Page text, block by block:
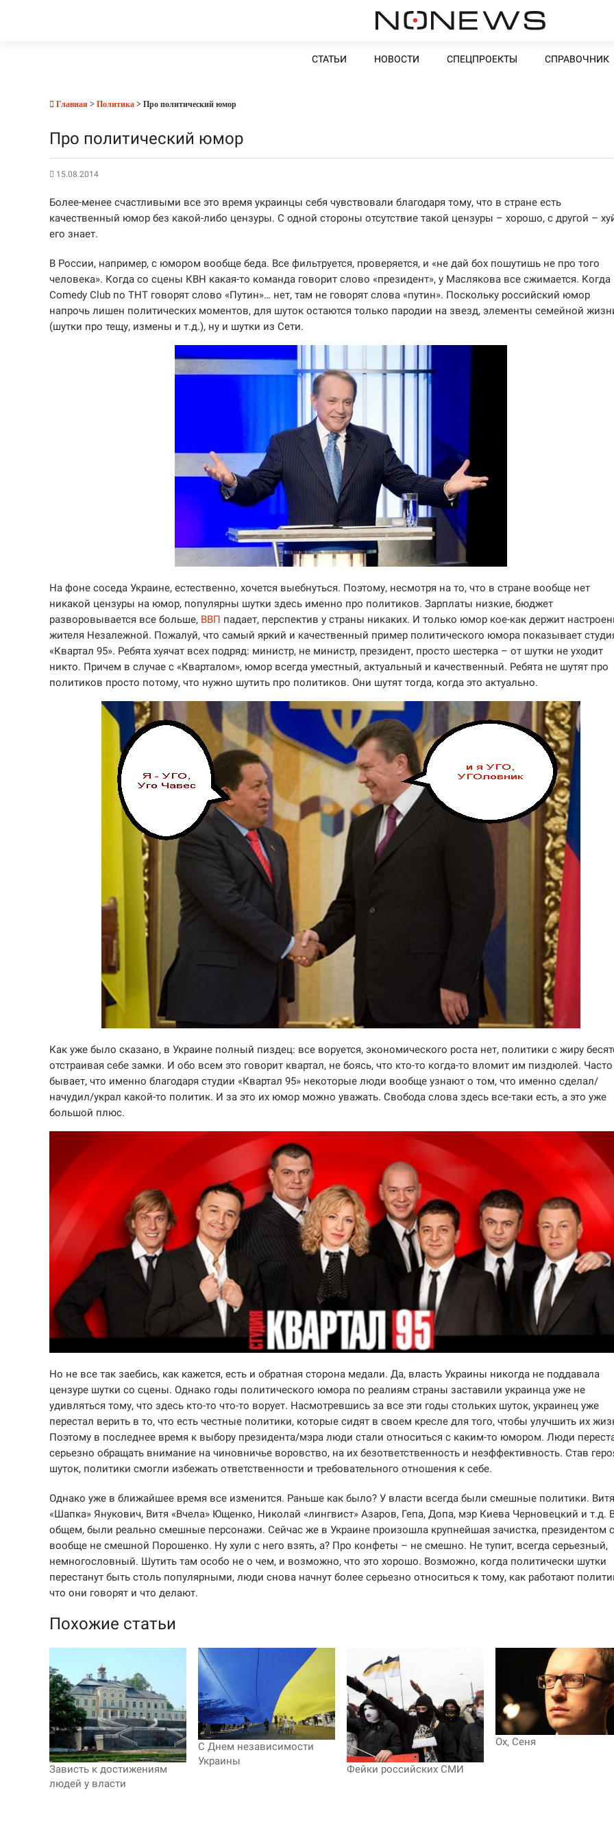
СТАТЬИ НОВОСТИ СПЕЦПРОЕКТЫ СПРАВОЧНИК
Главная > Политика > Про политический юмор
Про политический юмор
15.08.2014
Более-менее счастливыми все это время украинцы себя чувствовали благодаря тому, что в стране есть
качественный юмор без какой-либо цензуры. С одной стороны отсутствие такой цензуры – хорошо, с другой –
его знает.
В России, например, с юмором вообще беда. Все фильтруется, проверяется, и «не дай бох пошутишь не про того
человека». Когда со сцены КВН какая-то команда говорит слово «президент», у Маслякова все сжимается. Когда
Comedy Club по ТНТ говорят слово «Путин»… нет, там не говорят слова «путин». Поскольку российский юмор
напрочь лишен политических моментов, для шуток остаются только пародии на звезд, элементы семейной
(шутки про тещу, измены и т.д.), ну и шутки из Сети.
На фоне соседа Украине, естественно, хочется выебнуться. Поэтому, несмотря на то, что в стране вообще нет
никакой цензуры на юмор, популярны шутки здесь именно про политиков. Зарплаты низкие, бюджет
разворовывается все больше, ВВП падает, перспектив у страны никаких. И только юмор кое-как держит
жителя Незалежной. Пожалуй, что самый яркий и качественный пример политического юмора показывает
«Квартал 95». Ребята хуячат всех подряд: министр, не министр, президент, просто шестерка – от шутки не уходит
никто. Причем в случае с «Кварталом», юмор всегда уместный, актуальный и качественный. Ребята не шутят про
политиков просто потому, что нужно шутить про политиков. Они шутят тогда, когда это актуально.
Как уже было сказано, в Украине полный пиздец: все воруется, экономического роста нет, политики с жиру
отстраивая себе замки. И обо всем это говорит квартал, не боясь, что кто-то когда-то вломит им пиздюлей. Часто
бывает, что именно благодаря студии «Квартал 95» некоторые люди вообще узнают о том, что именно сделал/
начудил/украл какой-то политик. И за это их юмор можно уважать. Свобода слова здесь все-таки есть, а это уже
большой плюс.
Но не все так заебись, как кажется, есть и обратная сторона медали. Да, власть Украины никогда не поддавала
цензуре шутки со сцены. Однако годы политического юмора по реалиям страны заставили украинца уже не
удивляться тому, что здесь кто-то что-то ворует. Насмотревшись за все эти годы стольких шуток, украинец уже
перестал верить в то, что есть честные политики, которые сидят в своем кресле для того, чтобы улучшить их
Поэтому в последнее время к выбору президента/мэра люди стали относиться с каким-то юмором. Люди
серьезно обращать внимание на чиновничье воровство, на их безответственность и неэффективность. Став
шуток, политики смогли избежать ответственности и требовательного отношения к себе.
Однако уже в ближайшее время все изменится. Раньше как было? У власти всегда были смешные политики. Витя
«Шапка» Янукович, Витя «Вчела» Ющенко, Николай «лингвист» Азаров, Гепа, Допа, мэр Киева Черновецкий и т.д.
общем, были реально смешные персонажи. Сейчас же в Украине произошла крупнейшая зачистка, президентом
вообще не смешной Порошенко. Ну хули с него взять, а? Про конфеты – не смешно. Не тупит, всегда серьезный,
немногословный. Шутить там особо не о чем, и возможно, что это хорошо. Возможно, когда политически шутки
перестанут быть столь популярными, люди снова начнут более серьезно относиться к тому, как работают
что они говорят и что делают.
Похожие статьи
Зависть к достижениям
людей у власти
С Днем независимости
Украины
Фейки российских СМИ
Ох, Сеня